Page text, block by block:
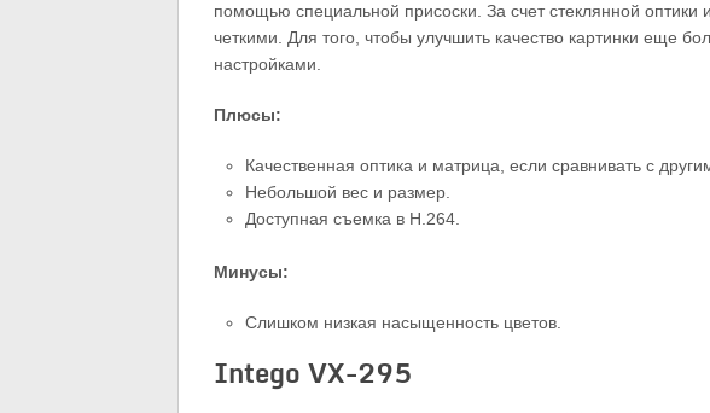
помощью специальной присоски. За счет стеклянной оптики
четкими. Для того, чтобы улучшить качество картинки еще
настройками.
Плюсы:
Качественная оптика и матрица, если сравнивать с
Небольшой вес и размер.
Доступная съемка в H.264.
Минусы:
Слишком низкая насыщенность цветов.
Intego VX-295